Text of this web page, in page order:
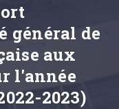
général de
aux
l'année
2023)